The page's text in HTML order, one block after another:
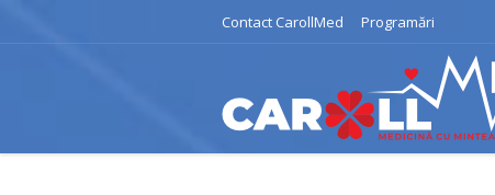
Contact CarollMed Programări